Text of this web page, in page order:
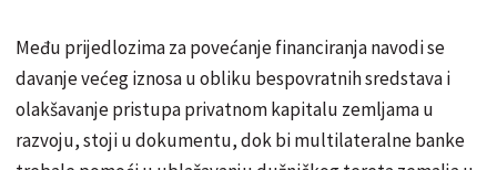
Među prijedlozima za povećanje financiranja navodi se
davanje većeg iznosa u obliku bespovratnih sredstava i
olakšavanje pristupa privatnom kapitalu zemljama u
razvoju, stoji u dokumentu, dok bi multilateralne banke